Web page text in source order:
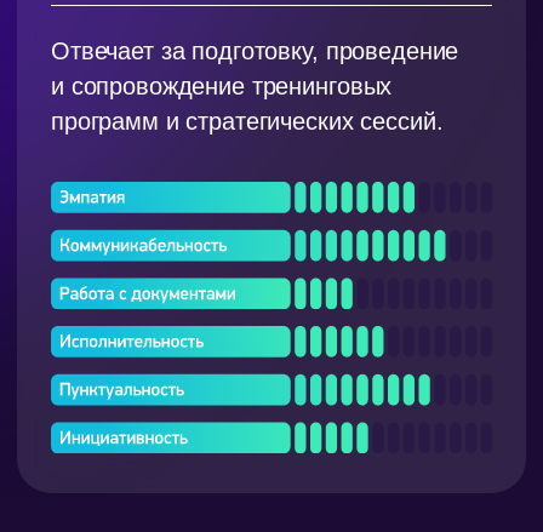
Любитдетективы, встречи с друзьями
и общение с детьми
Заряжается отпрогулок по лесу,
путешествий и чтения книг
Знает, какорганизовать все
Жить не может без
Марвах Ирина